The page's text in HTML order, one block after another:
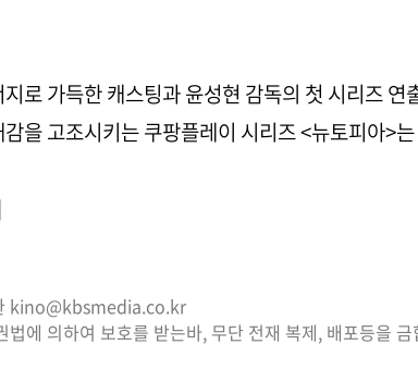
로 가득한 캐스팅과 윤성현 감독의 첫 시리즈 연
을 고조시키는 쿠팡플레이 시리즈 <뉴토피아>
kino@kbsmedia.co.kr
에 의하여 보호를 받는바, 무단 전재 복제, 배포등을 금